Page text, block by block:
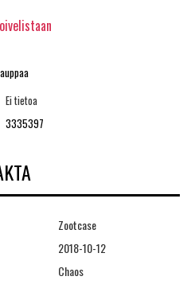
Ei tietoa
3335397
Zootcase
2018-10-12
Chaos